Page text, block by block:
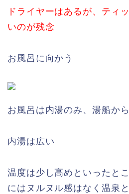
ドライヤーはあるが、ティ
いのが残念
お風呂に向かう
お風呂は内湯のみ、湯船か
内湯は広い
温度は少し高めといったと
にはヌルヌル感はなく温泉